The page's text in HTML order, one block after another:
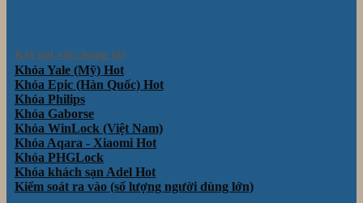
Kết nối với chúng tôi
Khóa Yale (Mỹ)
Khóa Epic (Hàn Quốc)
Khóa Philips
Khóa Gaborse
Khóa WinLock (Việt Nam)
Khóa Aqara - Xiaomi
Khóa PHGLock
Khóa khách sạn Adel
Kiểm soát ra vào (số lượng người dùng lớn)